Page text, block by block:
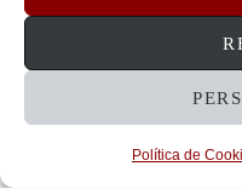
Política de
DEVOLUÇÕES E